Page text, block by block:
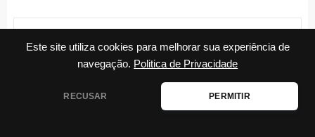
Este site utiliza cookies para melhorar sua experiência de
navegação. Politica de Privacidade
RECUSAR PERMITIR
MARCOS – Trabalho com escrita há 6 anos e
adoro encarar novos desafios. Entusiasta do
marketing, apaixonado por ajudar pessoas
através de conteúdos.